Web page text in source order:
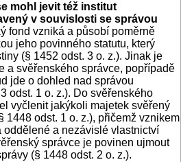
mohl jevit též institut
v souvislosti se správou
fond vzniká a působí poměrně
jeho povinného statutu, který
(§ 1452 odst. 3 o. z.). Jinak je
a svěřenského správce, popřípadě
jde o dohled nad správou
odst. 1 o. z.). Do svěřenského
vyčlenit jakýkoli majetek svěřený
1448 odst. 1 o. z.), přičemž vznikem
a nezávislé vlastnictví
správce je povinen ujmout
(§ 1448 odst. 2 o. z.).